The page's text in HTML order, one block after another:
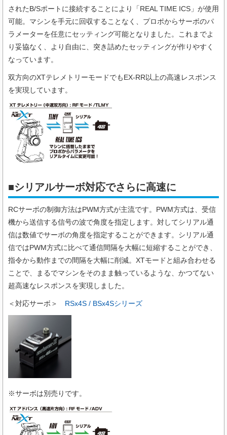
されたB/Sポートに接続することにより「REAL TIME ICS」が使用
可能。マシンを手元に回収することなく、プロポからサーボのパ
ラメーターを任意にセッティング可能となりました。これまでよ
り妥協なく、より自由に、突き詰めたセッティングが作りやすく
なっています。
双方向のXTテレメトリーモードでもEX-RR以上の高速レスポンス
を実現しています。
■シリアルサーボ対応でさらに高速に
RCサーボの制御方法はPWM方式が主流です。PWM方式は、受信
機から送信する信号の波で角度を指定します。対してシリアル通
信は数値でサーボの角度を指定することができます。シリアル通
信ではPWM方式に比べて通信間隔を大幅に短縮することができ、
指令から動作までの間隔を大幅に削減。XTモードと組み合わせる
ことで、まるでマシンをそのまま触っているような、かつてない
超高速なレスポンスを実現しました。
＜対応サーボ＞ RSx4S / BSx4Sシリーズ
※サーボは別売りです。